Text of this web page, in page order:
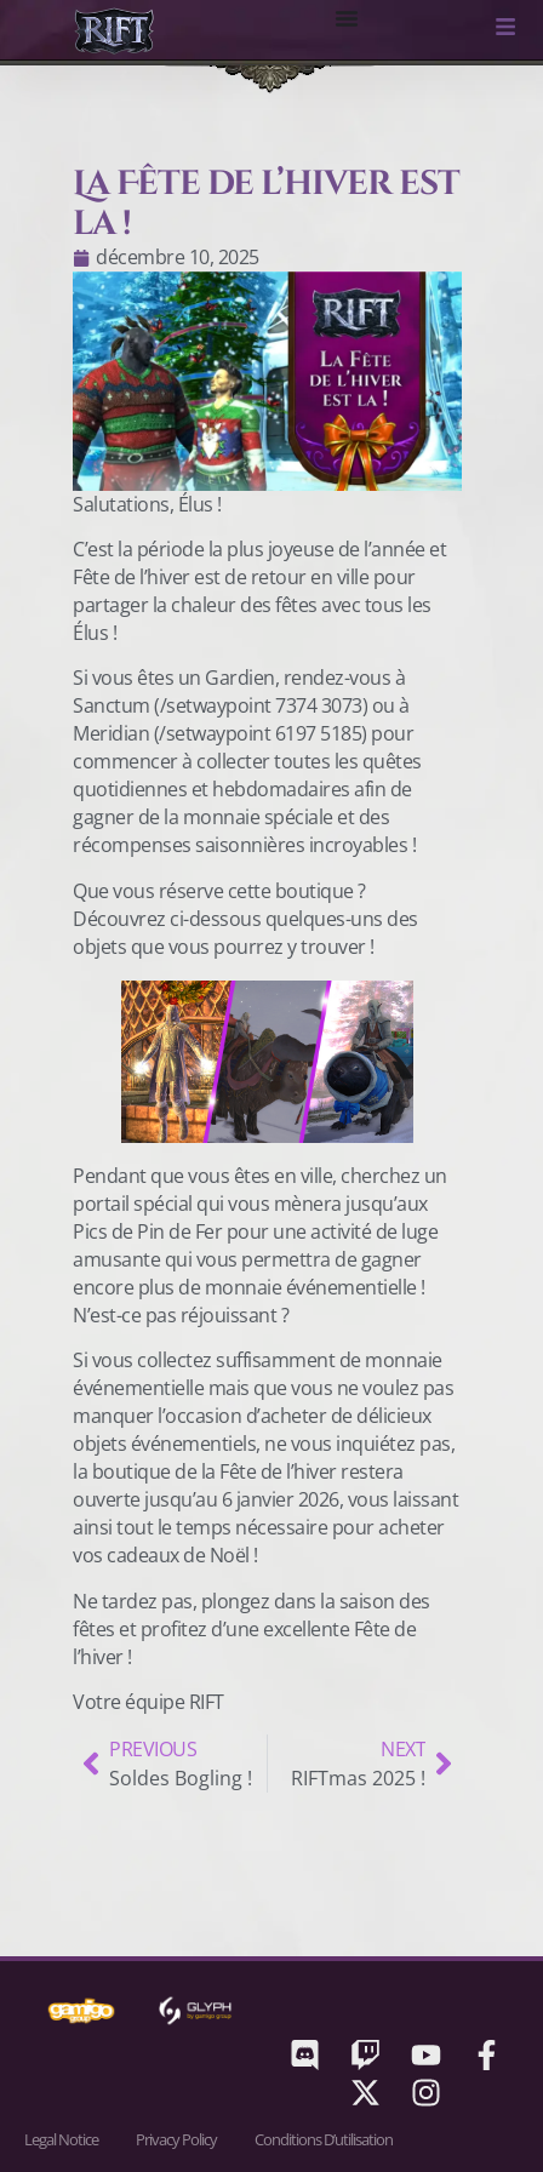
La Fête de l’hiver est
la !
décembre 10, 2025
Salutations, Élus !
C’est la période la plus joyeuse de l’année et
Fête de l’hiver est de retour en ville pour
partager la chaleur des fêtes avec tous les
Élus !
Si vous êtes un Gardien, rendez-vous à
Sanctum (/setwaypoint 7374 3073) ou à
Meridian (/setwaypoint 6197 5185) pour
commencer à collecter toutes les quêtes
quotidiennes et hebdomadaires afin de
gagner de la monnaie spéciale et des
récompenses saisonnières incroyables !
Que vous réserve cette boutique ?
Découvrez ci-dessous quelques-uns des
objets que vous pourrez y trouver !
Pendant que vous êtes en ville, cherchez un
portail spécial qui vous mènera jusqu’aux
Pics de Pin de Fer pour une activité de luge
amusante qui vous permettra de gagner
encore plus de monnaie événementielle !
N’est-ce pas réjouissant ?
Si vous collectez suffisamment de monnaie
événementielle mais que vous ne voulez pas
manquer l’occasion d’acheter de délicieux
objets événementiels, ne vous inquiétez pas,
la boutique de la Fête de l’hiver restera
ouverte jusqu’au 6 janvier 2026, vous laissant
ainsi tout le temps nécessaire pour acheter
vos cadeaux de Noël !
Ne tardez pas, plongez dans la saison des
fêtes et profitez d’une excellente Fête de
l’hiver !
Votre équipe RIFT
PREVIOUS
Soldes Bogling !
NEXT
RIFTmas 2025 !
Legal Notice Privacy Policy Conditions D’utilisation